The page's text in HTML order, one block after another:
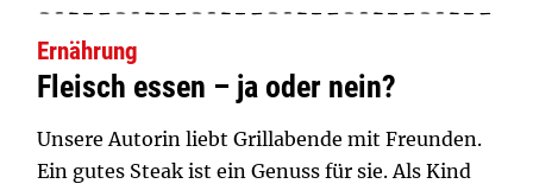
Ernährung
Fleisch essen – ja oder nein?
Unsere Autorin liebt Grillabende mit Freunden.
Ein gutes Steak ist ein Genuss für sie. Als Kind